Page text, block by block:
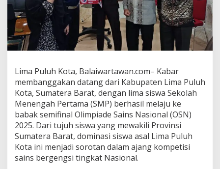
a
w
a
M
P
L
i
m
a
u
u
h
Lima Puluh Kota, Balaiwartawan.com– Kabar
membanggakan datang dari Kabupaten Lima Puluh
Kota, Sumatera Barat, dengan lima siswa Sekolah
Menengah Pertama (SMP) berhasil melaju ke
babak semifinal Olimpiade Sains Nasional (OSN)
2025. Dari tujuh siswa yang mewakili Provinsi
Sumatera Barat, dominasi siswa asal Lima Puluh
Kota ini menjadi sorotan dalam ajang kompetisi
sains bergengsi tingkat Nasional.